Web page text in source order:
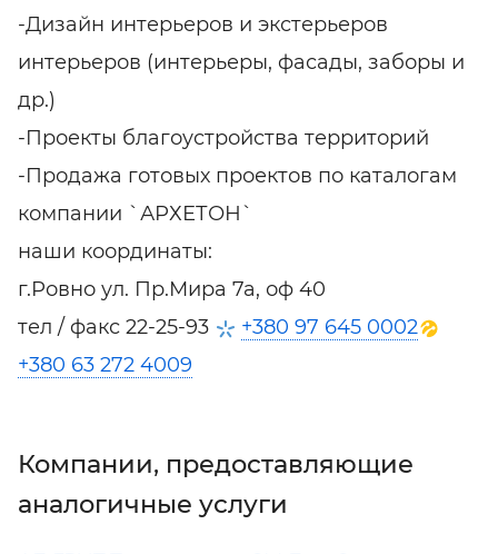
-Дизайн интерьеров и экстерьеров
интерьеров (интерьеры, фасады, заборы и
др.)
-Проекты благоустройства территорий
-Продажа готовых проектов по каталогам
компании `АРХЕТОН`
наши координаты:
г.Ровно ул. Пр.Мира 7а, оф 40
тел / факс 22-25-93
+380 97 645 0002
+380 63 272 4009
Компании, предоставляющие
аналогичные услуги